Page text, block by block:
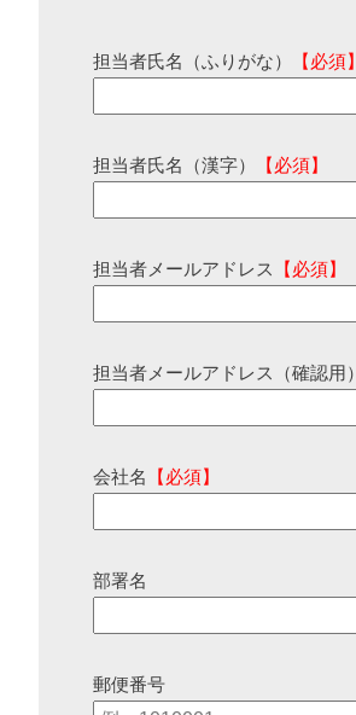
担当者氏名（ふりがな） 【必須】
担当者氏名（漢字） 【必須】
担当者メールアドレス 【必須】
担当者メールアドレス（確認用）
会社名 【必須】
部署名
郵便番号